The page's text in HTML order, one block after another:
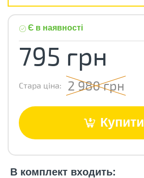
Є в наявності
795 грн
Стара ціна: 2 980 грн
Купити
В комплект входить: